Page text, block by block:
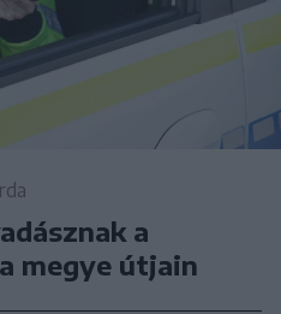
a
megye útjain